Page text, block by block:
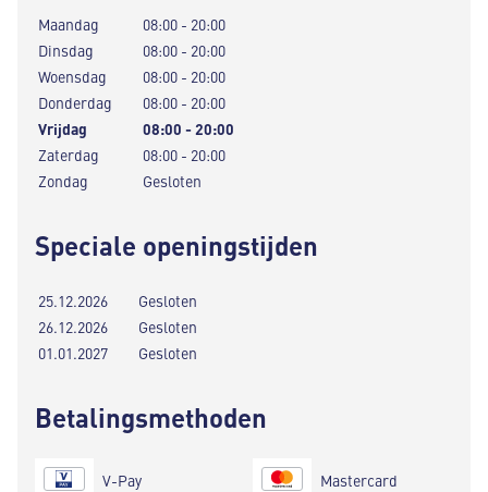
Maandag
08:00 - 20:00
Dinsdag
08:00 - 20:00
Woensdag
08:00 - 20:00
Donderdag
08:00 - 20:00
Vrijdag
08:00 - 20:00
Zaterdag
08:00 - 20:00
Zondag
Gesloten
Speciale openingstijden
25.12.2026
Gesloten
26.12.2026
Gesloten
01.01.2027
Gesloten
Betalingsmethoden
V-Pay Mastercard